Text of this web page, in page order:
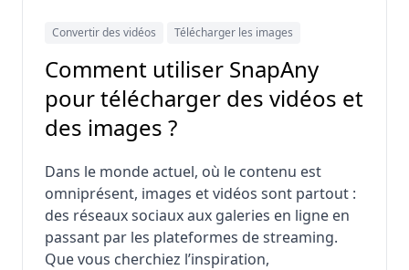
Convertir des vidéos Télécharger les images
Comment utiliser SnapAny
pour télécharger des vidéos et
des images ?
Dans le monde actuel, où le contenu est
omniprésent, images et vidéos sont partout :
des réseaux sociaux aux galeries en ligne en
passant par les plateformes de streaming.
Que vous cherchiez l’inspiration,